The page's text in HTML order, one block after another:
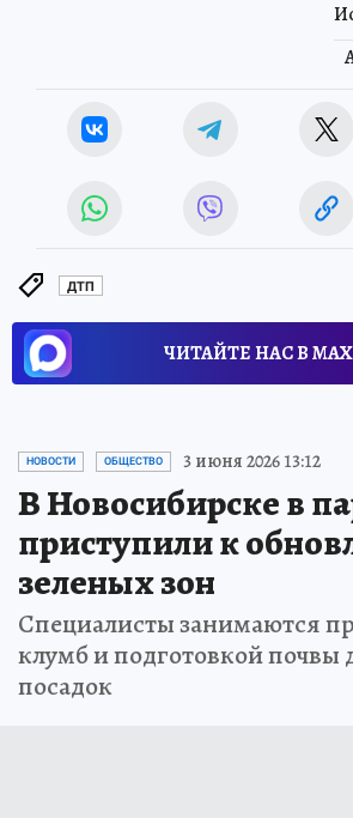
ДТП
ЧИТАЙТЕ НАС В
НОВОСТИ ОБЩЕСТВО 3 июня 2026 13:12
В Новосибирске в
приступили к
зеленых зон
Специалисты занимаются
клумб и подготовкой почвы
посадок